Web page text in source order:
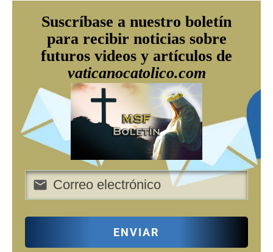
Suscríbase a nuestro boletín
para recibir noticias sobre
futuros videos y artículos de
vaticanocatolico.com
ENVIAR